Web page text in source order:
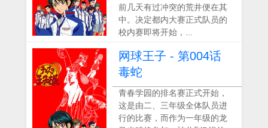
前几天有过冲突的荒井便在其
中。决定都内大赛正式队员的
校内赛即将开始，...
网球王子 - 第004话
毒蛇
青春学园的排名赛正式开始，
这是由二、三年级全体队员进
行的比赛，而作为一年级的龙